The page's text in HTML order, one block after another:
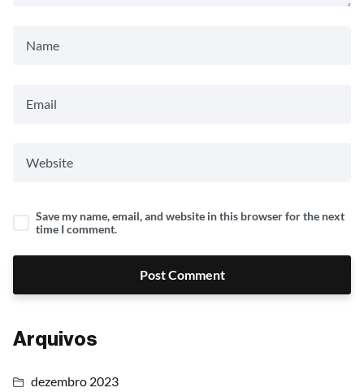
Save my name, email, and website in this browser for the next
time I comment.
Post Comment
Arquivos
dezembro 2023